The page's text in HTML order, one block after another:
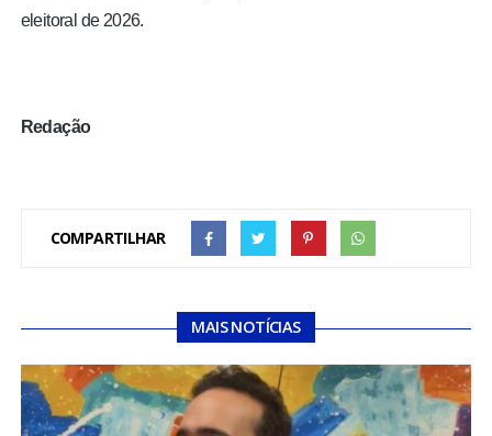
eleitoral de 2026.
Redação
COMPARTILHAR
MAIS NOTÍCIAS